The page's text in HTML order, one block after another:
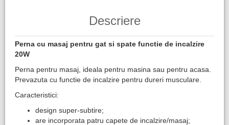
Descriere
Perna cu masaj pentru gat si spate functie de incalzire
20W
Perna pentru masaj, ideala pentru masina sau pentru acasa.
Prevazuta cu functie de incalzire pentru dureri musculare.
Caracteristici:
design super-subtire;
are incorporata patru capete de incalzire/masaj;